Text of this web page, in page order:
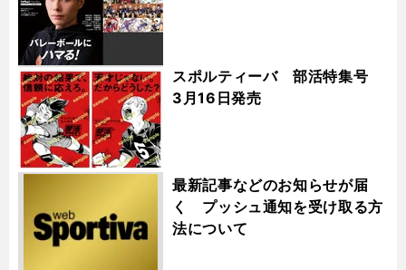
スポルティーバ 部活特集号
3月16日発売
最新記事などのお知らせが届
く プッシュ通知を受け取る方
法について